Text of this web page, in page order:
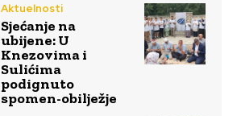
Aktuelnosti
Sjećanje na
ubijene: U
Knezovima i
Sulićima
podignuto
spomen-obilježje